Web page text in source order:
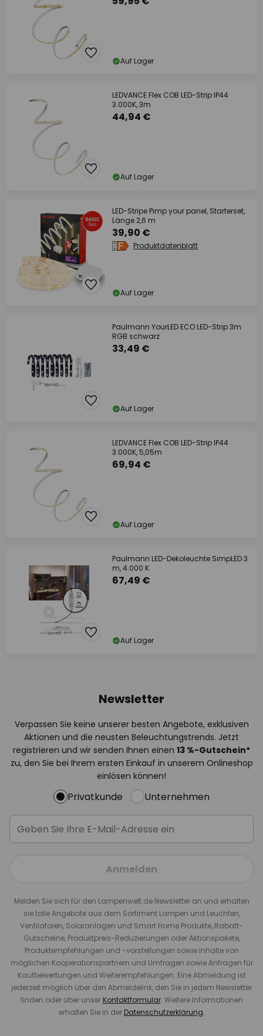
Auf Lager
LEDVANCE Flex COB LED-Strip IP44
3.000K, 3m
44,94 €
Auf Lager
LED-Stripe Pimp your panel, Starterset,
Länge 2,6 m
39,90 €
Produktdatenblatt
Auf Lager
Paulmann YourLED ECO LED-Strip 3m
RGB schwarz
33,49 €
Auf Lager
LEDVANCE Flex COB LED-Strip IP44
3.000K, 5,05m
69,94 €
Auf Lager
Paulmann LED-Dekoleuchte SimpLED 3
m, 4.000 K
67,49 €
Auf Lager
Newsletter
Verpassen Sie keine unserer besten Angebote, exklusiven
Aktionen und die neusten Beleuchtungstrends. Jetzt
registrieren und wir senden Ihnen einen 13 %-Gutschein*
zu, den Sie bei Ihrem ersten Einkauf in unserem Onlineshop
einlösen können!
Privatkunde Unternehmen
Anmelden
Melden Sie sich für den Lampenwelt.de Newsletter an und erhalten
sie tolle Angebote aus dem Sortiment Lampen und Leuchten,
Ventilatoren, Solaranlagen und Smart Home Produkte, Rabatt-
Gutscheine, Produktpreis-Reduzierungen oder Aktionspakete,
Produktempfehlungen und -vorstellungen sowie Inhalte von
möglichen Kooperationspartnern und Umfragen sowie Anfragen für
Kaufbewertungen und Weiterempfehlungen. Eine Abmeldung ist
jederzeit möglich über den Abmeldelink, den Sie in jedem Newsletter
finden oder über unser Kontaktformular. Weitere Informationen
erhalten Sie in der Datenschutzerklärung.